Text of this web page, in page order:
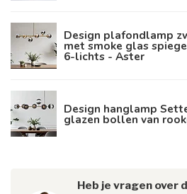
Design plafondlamp
met smoke glas
6-lichts - Aster
Design hanglamp
glazen bollen van
Heb je vragen over